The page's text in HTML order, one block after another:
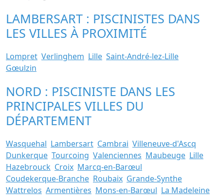
LAMBERSART : PISCINISTES DANS
LES VILLES À PROXIMITÉ
Lompret Verlinghem Lille Saint-André-lez-Lille
Gœulzin
NORD : PISCINISTE DANS LES
PRINCIPALES VILLES DU
DÉPARTEMENT
Wasquehal Lambersart Cambrai Villeneuve-d'Ascq
Dunkerque Tourcoing Valenciennes Maubeuge Lille
Hazebrouck Croix Marcq-en-Barœul
Coudekerque-Branche Roubaix Grande-Synthe
Wattrelos Armentières Mons-en-Barœul La Madeleine